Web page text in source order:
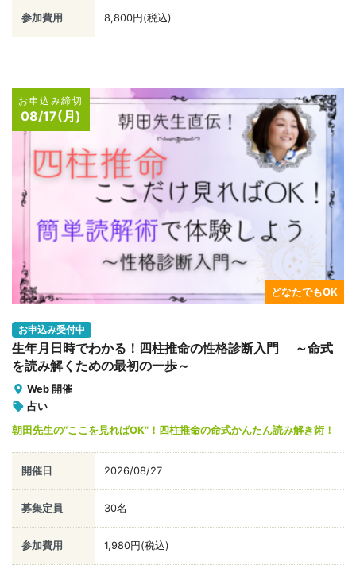
参加費用 8,800円(税込)
お申込み締切
08/17(月)
どなたでもOK
お申込み受付中
生年月日時でわかる！四柱推命の性格診断入門 ～命式
を読み解くための最初の一歩～
Web 開催
占い
朝田先生の“ここを見ればOK”！四柱推命の命式かんたん読み解き術！
開催日 2026/08/27
募集定員 30名
参加費用 1,980円(税込)